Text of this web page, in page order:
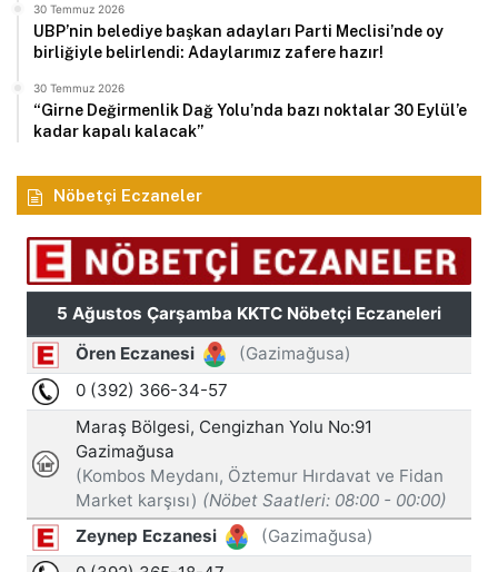
30 Temmuz 2026
UBP’nin belediye başkan adayları Parti Meclisi’nde oy
birliğiyle belirlendi: Adaylarımız zafere hazır!
30 Temmuz 2026
“Girne Değirmenlik Dağ Yolu’nda bazı noktalar 30 Eylül’e
kadar kapalı kalacak”
Nöbetçi Eczaneler